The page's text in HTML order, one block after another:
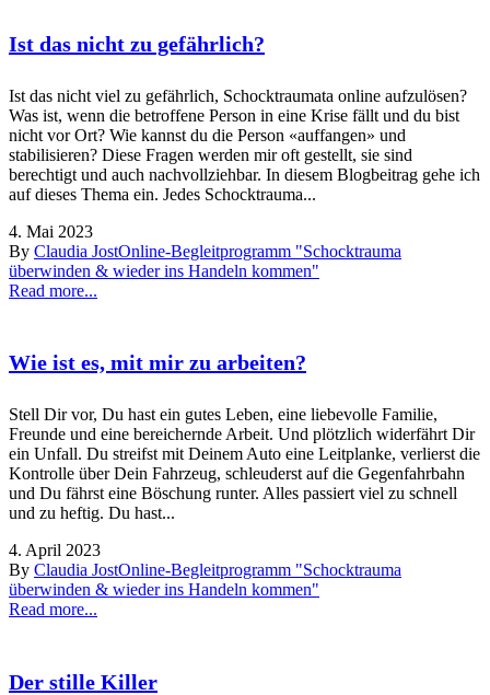
Ist das nicht zu gefährlich?
Ist das nicht viel zu gefährlich, Schocktraumata online aufzulösen?
Was ist, wenn die betroffene Person in eine Krise fällt und du bist
nicht vor Ort? Wie kannst du die Person «auffangen» und
stabilisieren? Diese Fragen werden mir oft gestellt, sie sind
berechtigt und auch nachvollziehbar. In diesem Blogbeitrag gehe ich
auf dieses Thema ein. Jedes Schocktrauma...
4. Mai 2023
By Claudia JostOnline-Begleitprogramm "Schocktrauma
überwinden & wieder ins Handeln kommen"
Read more...
Wie ist es, mit mir zu arbeiten?
Stell Dir vor, Du hast ein gutes Leben, eine liebevolle Familie,
Freunde und eine bereichernde Arbeit. Und plötzlich widerfährt Dir
ein Unfall. Du streifst mit Deinem Auto eine Leitplanke, verlierst die
Kontrolle über Dein Fahrzeug, schleuderst auf die Gegenfahrbahn
und Du fährst eine Böschung runter. Alles passiert viel zu schnell
und zu heftig. Du hast...
4. April 2023
By Claudia JostOnline-Begleitprogramm "Schocktrauma
überwinden & wieder ins Handeln kommen"
Read more...
Der stille Killer